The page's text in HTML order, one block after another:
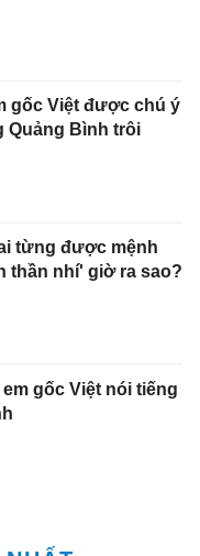
gốc Việt được chú ý
Quảng Bình trôi
từng được mệnh
thần nhí' giờ ra sao?
em gốc Việt nói tiếng